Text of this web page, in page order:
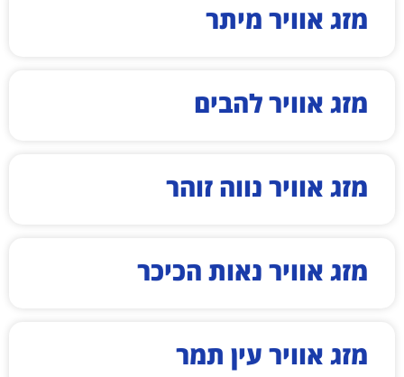
מזג אוויר מיתר
מזג אוויר להבים
מזג אוויר נווה זוהר
מזג אוויר נאות הכיכר
מזג אוויר עין תמר